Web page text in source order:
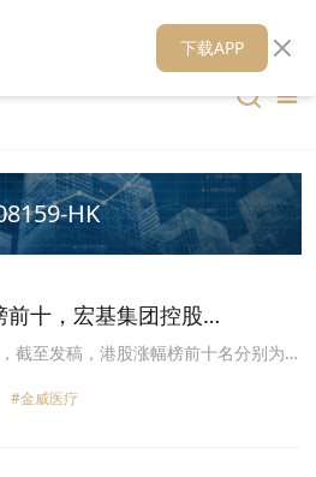
财华媒体矩阵 财华智库
HK
前十，宏基集团控股
，春城热力(01853.HK)涨
截至发稿，港股涨幅榜前十名分别为宏
涨幅+35.82%、浩盟控股(08186.HK)
涨幅+30.49%、华盛国际控
#金威医疗
下载APP